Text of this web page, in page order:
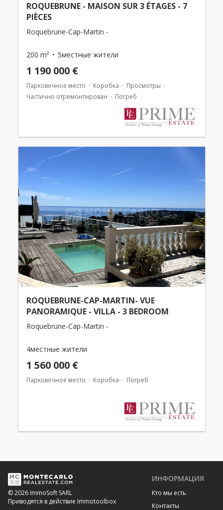
ROQUEBRUNE - MAISON SUR 3 ÉTAGES - 7
PIÈCES
Roquebrune-Cap-Martin -
200 m² 5местные жители
1 190 000 €
Парковочное место Коробка
Просмотры
Частично отремонтирован
Погреб
ROQUEBRUNE-CAP-MARTIN- VUE
PANORAMIQUE - VILLA - 3 BEDROOM
Roquebrune-Cap-Martin -
4местные жители
1 560 000 €
Парковочное место Коробка Погреб
© 2026 ImmoSoft SARL
Приводятся в действие Immotoolbox
ИНФОРМАЦИЯ
Кто мы есть
Контакты